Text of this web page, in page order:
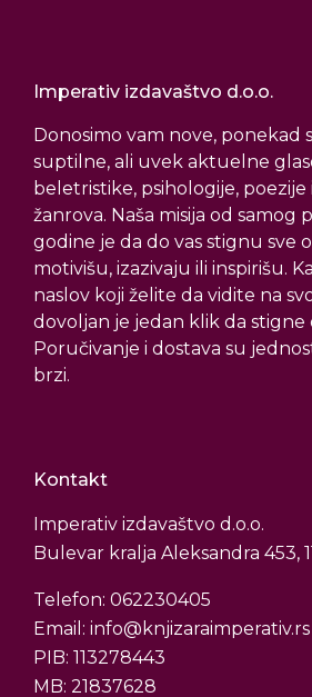
Imperativ izdavaštvo d.o.o.
Donosimo vam nove, ponekad
suptilne, ali uvek aktuelne
beletristike, psihologije, poezije
žanrova. Naša misija od samog
godine je da do vas stignu sve
motivišu, izazivaju ili inspirišu.
naslov koji želite da vidite na
dovoljan je jedan klik da stigne
Poručivanje i dostava su
brzi.
Kontakt
Imperativ izdavaštvo d.o.o.
Bulevar kralja Aleksandra 453,
Telefon: 062230405
Email: info@knjizaraimperativ.rs
PIB: 113278443
MB: 21837628